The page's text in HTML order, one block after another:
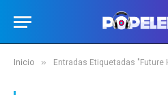
Inicio » Entradas Etiquetadas "Future